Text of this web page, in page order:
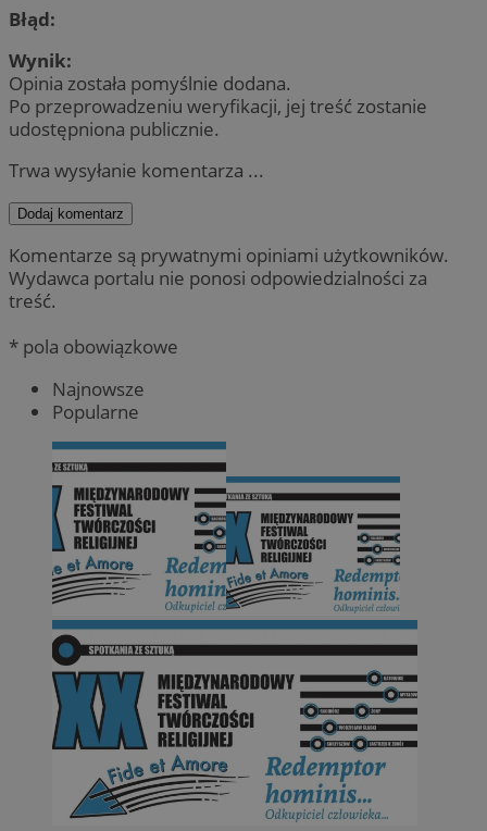
Błąd:
Wynik:
Opinia została pomyślnie dodana.
Po przeprowadzeniu weryfikacji, jej treść zostanie
udostępniona publicznie.
Trwa wysyłanie komentarza ...
Dodaj komentarz
Komentarze są prywatnymi opiniami użytkowników.
Wydawca portalu nie ponosi odpowiedzialności za
treść.
* pola obowiązkowe
Najnowsze
Popularne